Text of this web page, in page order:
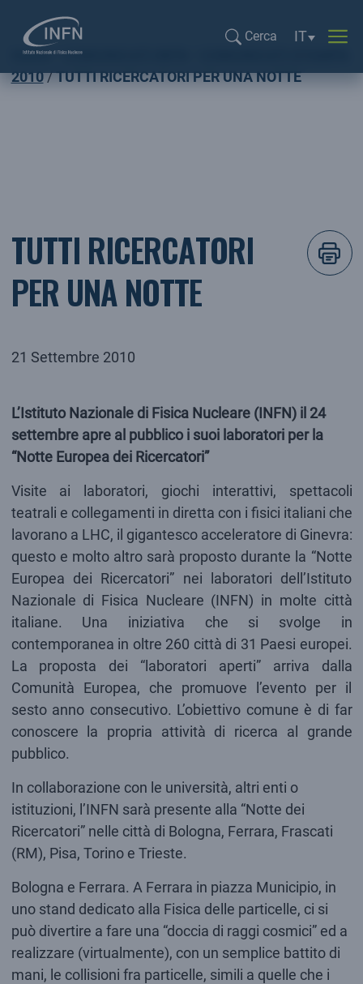
Cerca
Selezione
IT
Home
COMUNICATI INFN
2010
TUTTI RICERCATORI PER UNA NOTTE
TUTTI RICERCATORI
PER UNA NOTTE
21 Settembre 2010
L’Istituto Nazionale di Fisica Nucleare (INFN) il 24
settembre apre al pubblico i suoi laboratori per la
“Notte Europea dei Ricercatori”
Visite ai laboratori, giochi interattivi, spettacoli
teatrali e collegamenti in diretta con i fisici italiani che
lavorano a LHC, il gigantesco acceleratore di Ginevra:
questo e molto altro sarà proposto durante la “Notte
Europea dei Ricercatori” nei laboratori dell’Istituto
Nazionale di Fisica Nucleare (INFN) in molte città
italiane. Una iniziativa che si svolge in
contemporanea in oltre 260 città di 31 Paesi europei.
La proposta dei “laboratori aperti” arriva dalla
Comunità Europea, che promuove l’evento per il
sesto anno consecutivo. L’obiettivo comune è di far
conoscere la propria attività di ricerca al grande
pubblico.
In collaborazione con le università, altri enti o
istituzioni, l’INFN sarà presente alla “Notte dei
Ricercatori” nelle città di Bologna, Ferrara, Frascati
(RM), Pisa, Torino e Trieste.
Bologna e Ferrara. A Ferrara in piazza Municipio, in
uno stand dedicato alla Fisica delle particelle, ci si
può divertire a fare una “doccia di raggi cosmici” ed a
realizzare (virtualmente), con un semplice battito di
mani, le collisioni fra particelle, simili a quelle che i